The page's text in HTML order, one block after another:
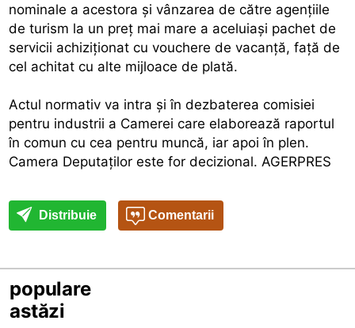
nominale a acestora şi vânzarea de către agenţiile
de turism la un preţ mai mare a aceluiaşi pachet de
servicii achiziţionat cu vouchere de vacanţă, faţă de
cel achitat cu alte mijloace de plată.
Actul normativ va intra şi în dezbaterea comisiei
pentru industrii a Camerei care elaborează raportul
în comun cu cea pentru muncă, iar apoi în plen.
Camera Deputaţilor este for decizional. AGERPRES
Distribuie Comentarii
populare
astăzi